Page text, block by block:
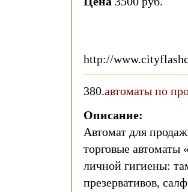
http://
380.автоматы по
Описание:
Автомат для
торговые автоматы
личной гигиены:
презервативов,